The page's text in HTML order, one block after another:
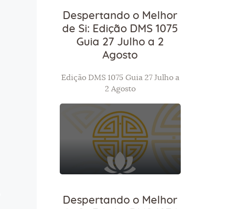
Despertando o Melhor
de Si: Edição DMS 1075
Guia 27 Julho a 2
Agosto
Edição DMS 1075 Guia 27 Julho a
2 Agosto
Despertando o Melhor